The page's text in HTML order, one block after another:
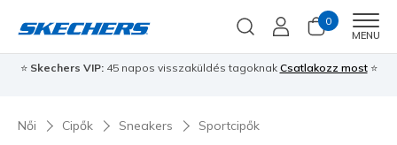
0
MENU
⭐ Skechers VIP:45 napos visszaküldés tagoknak Csatlakozz most⭐
Női Cipők Sneakers Sportcipők